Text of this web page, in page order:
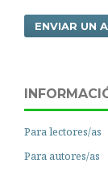
ENVIAR UN
Para lectores/as
Para autores/as